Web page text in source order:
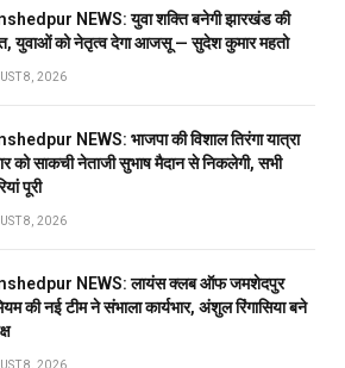
NEWS: युवा शक्ति बनेगी झारखंड की
युवाओं को नेतृत्व देगा आजसू — सुदेश कुमार महतो
8, 2026
NEWS: भाजपा की विशाल तिरंगा यात्रा
को साकची नेताजी सुभाष मैदान से निकलेगी, सभी
पूरी
8, 2026
NEWS: लायंस क्लब ऑफ जमशेदपुर
की नई टीम ने संभाला कार्यभार, अंशुल रिंगासिया बने
8, 2026